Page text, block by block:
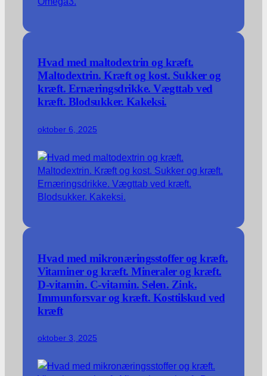
Hvad med maltodextrin og kræft.
Maltodextrin. Kræft og kost. Sukker og
kræft. Ernæringsdrikke. Vægttab ved
kræft. Blodsukker. Kakeksi.
oktober 6, 2025
Hvad med mikronæringsstoffer og kræft.
Vitaminer og kræft. Mineraler og kræft.
D-vitamin. C-vitamin. Selen. Zink.
Immunforsvar og kræft. Kosttilskud ved
kræft
oktober 3, 2025